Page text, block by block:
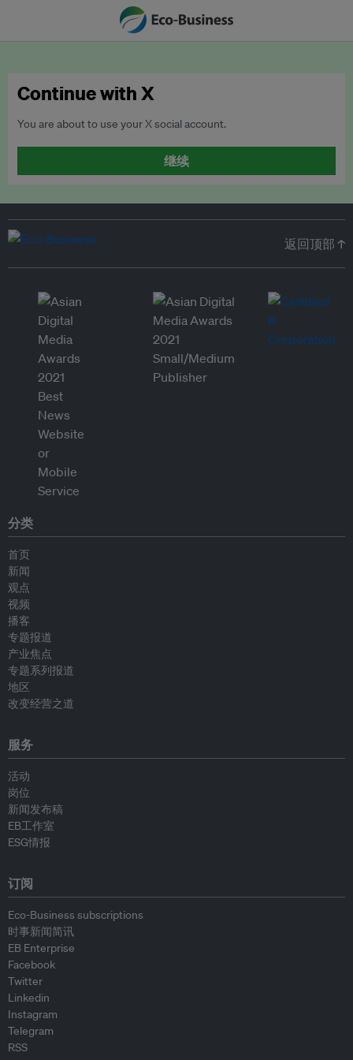
Continue with X
You are about to use your X social account.
继续
返回顶部 ↑
分类
首页
新闻
观点
视频
播客
专题报道
产业焦点
专题系列报道
地区
改变经营之道
服务
活动
岗位
新闻发布稿
EB工作室
ESG情报
订阅
Eco-Business subscriptions
时事新闻简讯
EB Enterprise
Facebook
Twitter
Linkedin
Instagram
Telegram
RSS